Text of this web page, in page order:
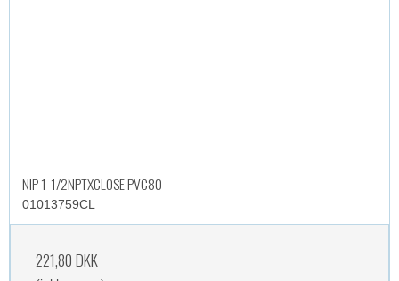
NIP 1-1/2NPTXCLOSE PVC80
01013759CL
221,80 DKK